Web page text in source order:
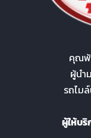
คุณพ้
ผู้นำ
รถไม
ผู้ให้บ